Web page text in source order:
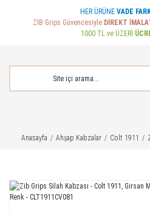
HER ÜRÜNE VADE
ZİB Grips Güvencesiyle DİREKT
1000 TL ve ÜZERİ
Anasayfa Ahşap Kabzalar Colt 1911